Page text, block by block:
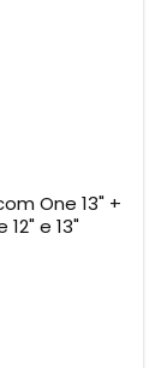
One 13" +
e 13"